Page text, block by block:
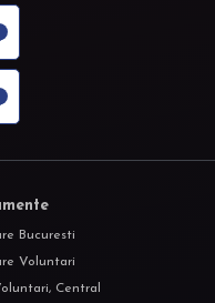
Bucuresti
Voluntari
Central